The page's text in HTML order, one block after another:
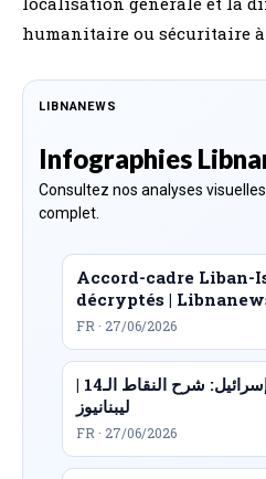
humanitaire ou sécuritaire à
LIBNANEWS
Infographies
Consultez nos analyses
complet.
Accord-cadre Liban-
décryptés |
FR · 27/06/2026
الاتفاق الإطار بين لبنان وإسرائيل: شرح النقاط الـ14 |
ليبنانيوز
FR · 27/06/2026